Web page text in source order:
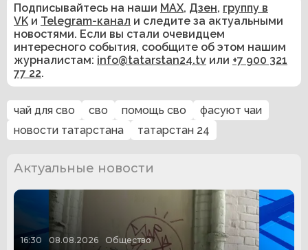
Подписывайтесь на наши MAX, Дзен, группу в
VK и Telegram-канал и следите за актуальными
новостями. Если вы стали очевидцем
интересного события, сообщите об этом нашим
журналистам: info@tatarstan24.tv или +7 900 321
77 22.
чай для сво сво помощь сво
фасуют чаи
новости татарстана
татарстан 24
Актуальные новости
16:30 08.08.2026 Общество